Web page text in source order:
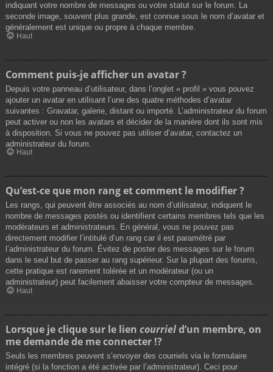
indiquant votre nombre de messages ou votre statut sur le forum. La
seconde image, souvent plus grande, est connue sous le nom d’avatar et
généralement est unique ou propre à chaque membre.
Haut
Comment puis-je afficher un avatar ?
Depuis votre panneau d’utilisateur, dans l’onglet « profil » vous pouvez
ajouter un avatar en utilisant l’une des quatre méthodes d’avatar
suivantes : Gravatar, galerie, distant ou importé. L’administrateur du forum
peut activer ou non les avatars et décider de la manière dont ils sont mis
à disposition. Si vous ne pouvez pas utiliser d’avatar, contactez un
administrateur du forum.
Haut
Qu’est-ce que mon rang et comment le modifier ?
Les rangs, qui peuvent être associés au nom d’utilisateur, indiquent le
nombre de messages postés ou identifient certains membres tels que les
modérateurs et administrateurs. En général, vous ne pouvez pas
directement modifier l’intitulé d’un rang car il est paramétré par
l’administrateur du forum. Évitez de poster des messages sur le forum
dans le seul but de passer au rang supérieur. Sur la plupart des forums,
cette pratique est rarement tolérée et un modérateur (ou un
administrateur) peut facilement abaisser votre compteur de messages.
Haut
Lorsque je clique sur le lien courrield’un membre, on
me demande de me connecter !?
Seuls les membres peuvent s’envoyer des courriels via le formulaire
intégré (si la fonction a été activée par l’administrateur). Ceci pour